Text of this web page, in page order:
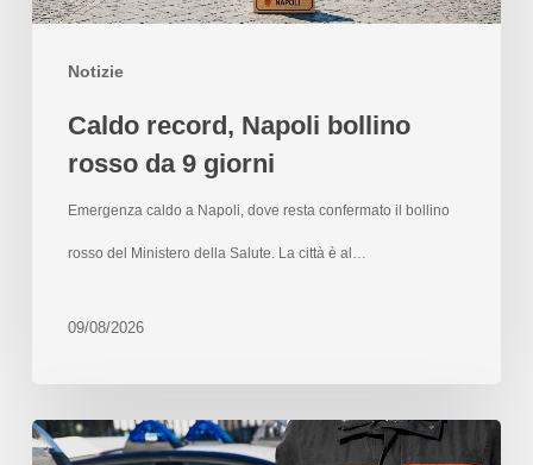
Notizie
Caldo record, Napoli bollino
rosso da 9 giorni
Emergenza caldo a Napoli, dove resta confermato il bollino
rosso del Ministero della Salute. La città è al…
09/08/2026